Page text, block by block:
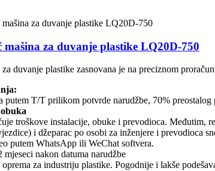
mašina za duvanje plastike LQ20D-750
duvanje plastike zasnovana je na preciznom
putem T/T prilikom potvrde narudžbe, 70%
troškove instalacije, obuke i prevodioca. Međutim,
i džeparac po osobi za inženjere i prevodioca
putem WhatsApp ili WeChat softvera.
mjeseci nakon datuma narudžbe
oprema za industriju plastike. Pogodnije i lakše